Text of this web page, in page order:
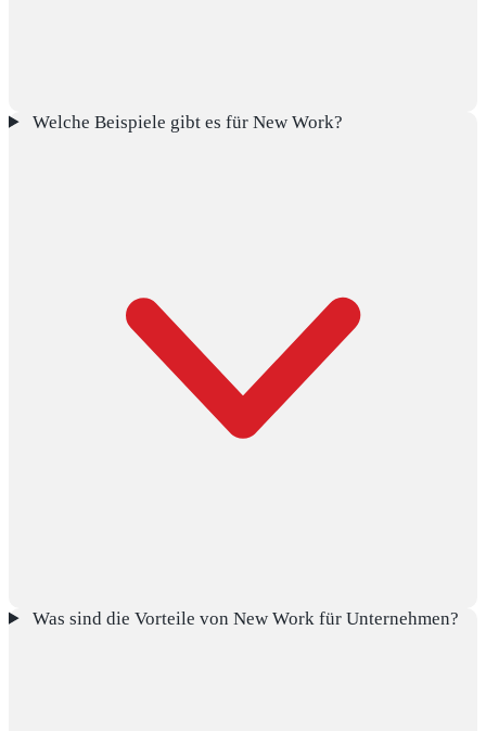
Welche Beispiele gibt es für New Work?
Was sind die Vorteile von New Work für Unternehmen?